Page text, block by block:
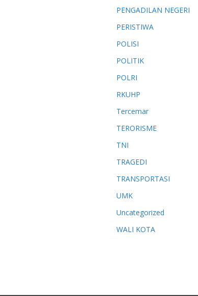
PENGADILAN NEGERI
PERISTIWA
POLISI
POLITIK
POLRI
RKUHP
Tercemar
TERORISME
TNI
TRAGEDI
TRANSPORTASI
UMK
Uncategorized
WALI KOTA